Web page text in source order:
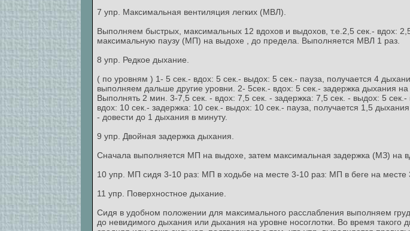
7 упр. Максимальная вентиляция легких (МВЛ).
Выполняем быстрых, максимальных 12 вдохов и выдохов, т.е.2,5 сек.- вдох:
максимальную паузу (МП) на выдохе , до предела. Выполняется МВЛ 1 раз.
8 упр. Редкое дыхание.
( по уровням ) 1- 5 сек.- вдох: 5 сек.- выдох: 5 сек.- пауза, получается 4
выполняем дальше другие уровни. 2- 5сек.- вдох: 5 сек.- задержка дыхания
Выполнять 2 мин. 3-7,5 сек. - вдох: 7,5 сек. - задержка: 7,5 сек. - выдох: 5
вдох: 10 сек.- задержка: 10 сек.- выдох: 10 сек.- пауза, получается 1,5
- довести до 1 дыхания в минуту.
9 упр. Двойная задержка дыхания.
Сначала выполняется МП на выдохе, затем максимальная задержка (МЗ) на
10 упр. МП сидя 3-10 раз: МП в ходьбе на месте 3-10 раз: МП в беге на месте
11 упр. Поверхностное дыхание.
Сидя в удобном положении для максимального расслабления выполняем
до невидимого дыхания или дыхания на уровне носоглотки. Во время такого